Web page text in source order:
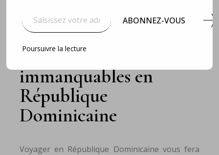
NOV 30 th NOS DESTINATIONS
Voyage et itinéraire des
immanquables en
République
Dominicaine
Voyager en République Dominicaine vous fera
votre
adresse
e-
ABONNEZ-VOUS
Poursuivre la lecture